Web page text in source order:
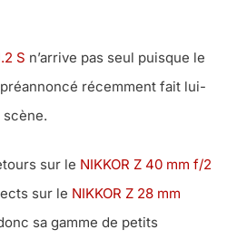
S n’arrive pas seul puisque le
préannoncé récemment fait lui-
scène.
sur le NIKKOR Z 40 mm f/2
sur le NIKKOR Z 28 mm
sa gamme de petits